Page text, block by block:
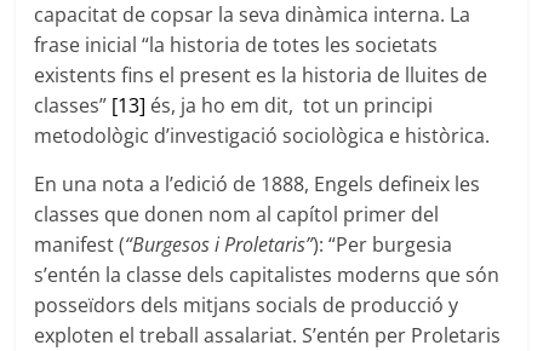
capacitat de copsar la seva dinàmica interna. La
frase inicial “la historia de totes les societats
existents fins el present es la historia de lluites de
classes” [13] és, ja ho em dit, tot un principi
metodològic d’investigació sociològica e històrica.
En una nota a l’edició de 1888, Engels defineix les
classes que donen nom al capítol primer del
manifest (“Burgesos i Proletaris”): “Per burgesia
s’entén la classe dels capitalistes moderns que són
posseïdors dels mitjans socials de producció y
exploten el treball assalariat. S’entén per Proletaris